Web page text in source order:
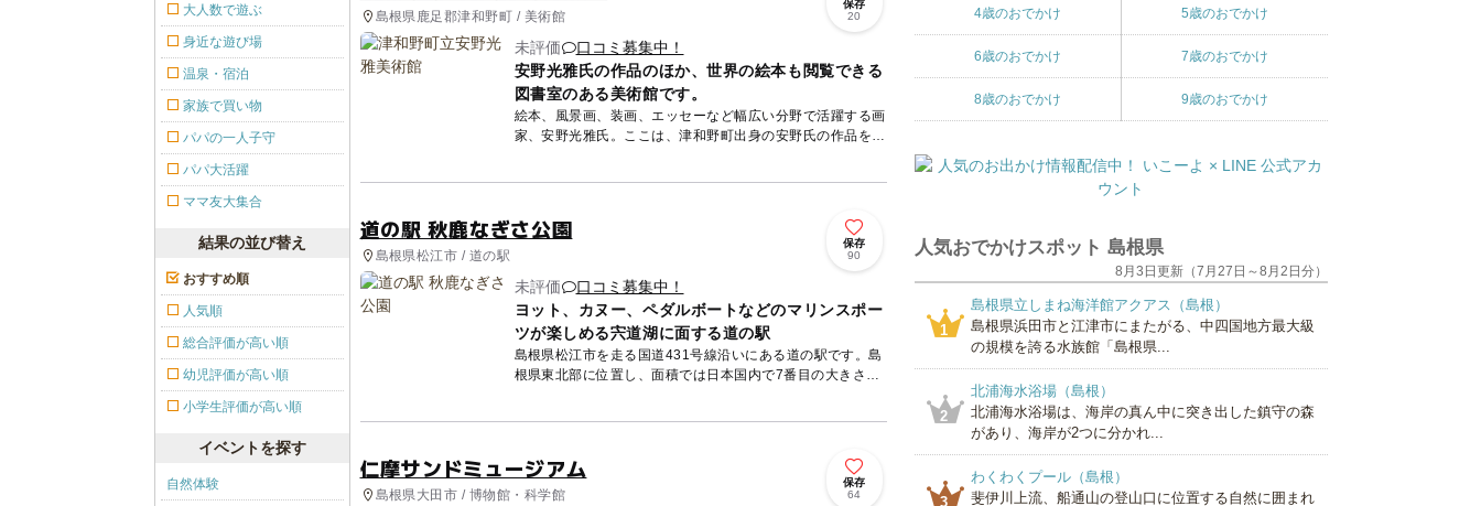
島根県鹿足郡津和野町 / 美術館
保存
20
未評価
口コミ募集中！
安野光雅氏の作品のほか、世界の絵本も閲覧できる
図書室のある美術館です。
絵本、風景画、装画、エッセーなど幅広い分野で活躍する画
家、安野光雅氏。ここは、津和野町出身の安野氏の作品を展
道の駅 秋鹿なぎさ公園
島根県松江市 / 道の駅
保存
90
未評価
口コミ募集中！
ヨット、カヌー、ペダルボートなどのマリンスポー
ツが楽しめる宍道湖に面する道の駅
島根県松江市を走る国道431号線沿いにある道の駅です。島
根県東北部に位置し、面積では日本国内で7番目の大きさを
仁摩サンドミュージアム
島根県大田市 / 博物館・科学館
保存
64
大人数で遊ぶ
身近な遊び場
温泉・宿泊
家族で買い物
パパの一人子守
パパ大活躍
ママ友大集合
結果の並び替え
おすすめ順
人気順
総合評価が高い順
幼児評価が高い順
小学生評価が高い順
イベントを探す
自然体験
4歳のおでかけ 5歳のおでかけ
6歳のおでかけ 7歳のおでかけ
8歳のおでかけ 9歳のおでかけ
人気おでかけスポット 島根県
8月3日更新（7月27日～8月2日分）
1
島根県立しまね海洋館アクアス（島根）
島根県浜田市と江津市にまたがる、中四国地方最大級
の規模を誇る水族館「島根県...
2
北浦海水浴場（島根）
北浦海水浴場は、海岸の真ん中に突き出した鎮守の森
があり、海岸が2つに分かれ...
3
わくわくプール（島根）
斐伊川上流、船通山の登山口に位置する自然に囲まれ